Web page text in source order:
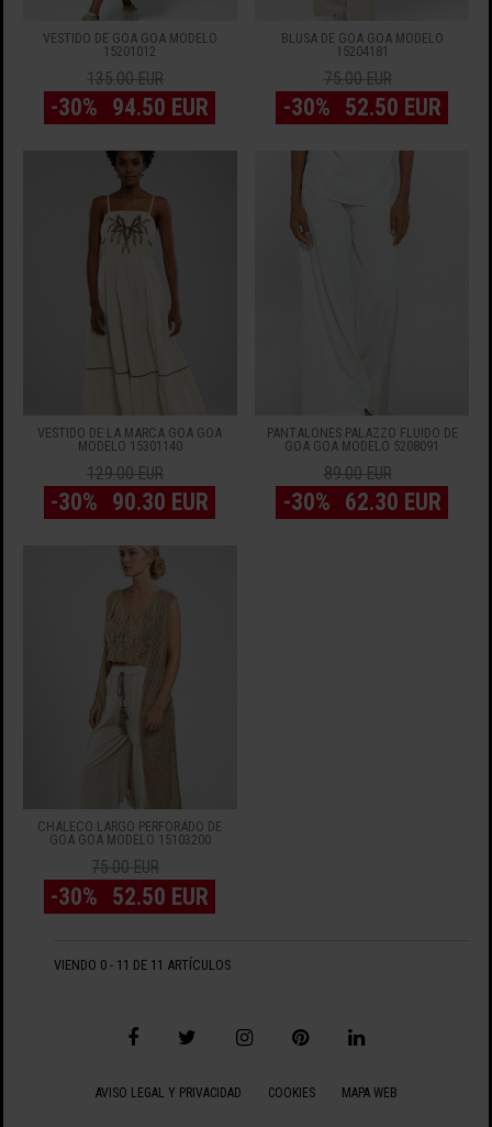
VESTIDO DE GOA GOA MODELO
15201012
135.00 EUR
-30% 94.50 EUR
BLUSA DE GOA GOA MODELO
15204181
75.00 EUR
-30% 52.50 EUR
VESTIDO DE LA MARCA GOA GOA
MODELO 15301140
129.00 EUR
-30% 90.30 EUR
PANTALONES PALAZZO FLUIDO DE
GOA GOA MODELO 5208091
89.00 EUR
-30% 62.30 EUR
CHALECO LARGO PERFORADO DE
GOA GOA MODELO 15103200
75.00 EUR
-30% 52.50 EUR
VIENDO 0 - 11 DE 11 ARTÍCULOS
AVISO LEGAL Y PRIVACIDAD COOKIES MAPA WEB